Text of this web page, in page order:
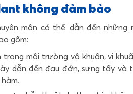
không đảm bảo
môn có thể dẫn đến những
gồm:
môi trường vô khuẩn, vi
dẫn đến đau đớn, sưng tấy và